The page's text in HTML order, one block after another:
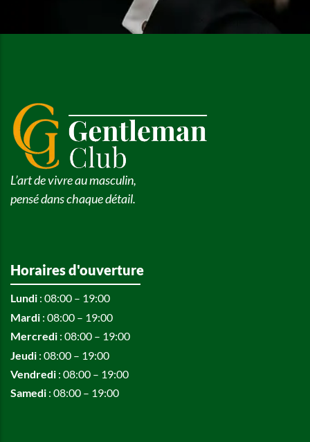
L’art de vivre au masculin,
pensé dans chaque détail.
Horaires d'ouverture
Lundi : 08:00 – 19:00
Mardi : 08:00 – 19:00
Mercredi : 08:00 – 19:00
Jeudi : 08:00 – 19:00
Vendredi : 08:00 – 19:00
Samedi : 08:00 – 19:00